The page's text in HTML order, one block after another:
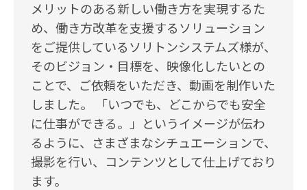
メリットのある新しい働き方を実現するた
め、働き方改革を支援するソリューション
をご提供しているソリトンシステムズ様が、
そのビジョン・目標を、映像化したいとの
ことで、ご依頼をいただき、動画を制作いた
しました。 「いつでも、どこからでも安全
に仕事ができる。」というイメージが伝わ
るように、さまざまなシチュエーションで、
撮影を行い、コンテンツとして仕上げており
ます。